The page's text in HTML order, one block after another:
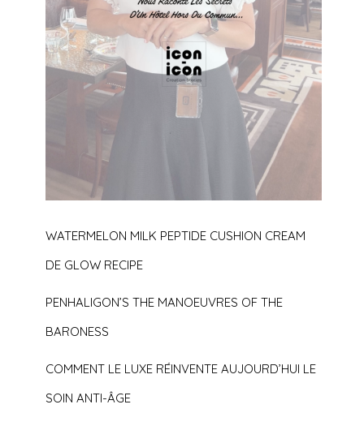
WATERMELON MILK PEPTIDE CUSHION CREAM
DE GLOW RECIPE
PENHALIGON’S THE MANOEUVRES OF THE
BARONESS
COMMENT LE LUXE RÉINVENTE AUJOURD’HUI LE
SOIN ANTI-ÂGE